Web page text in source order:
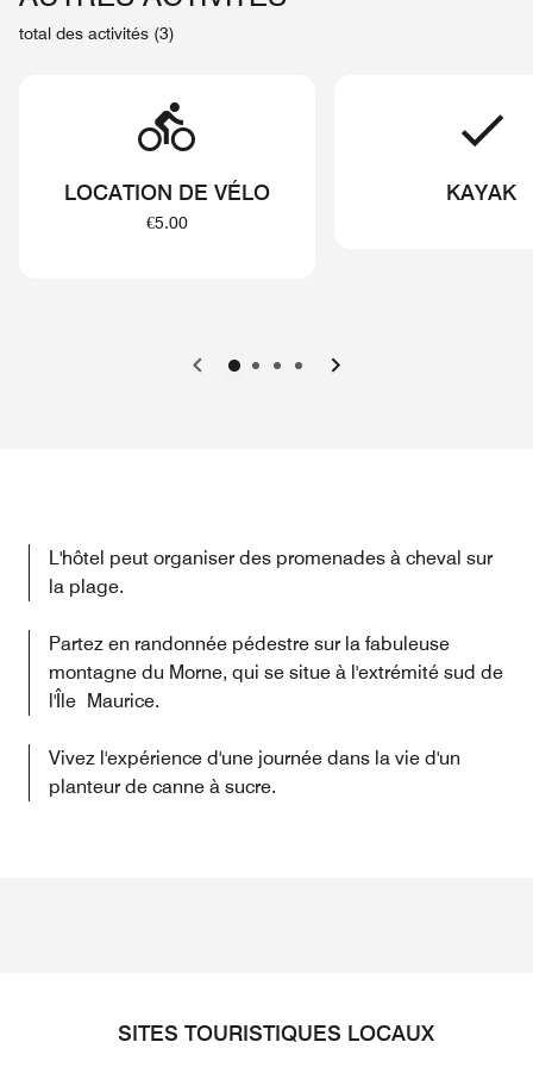
total des activités (3)
LOCATION DE VÉLO
€5.00
KAYAK
Précédent Suivant
L'hôtel peut organiser des promenades à cheval sur
la plage.
Partez en randonnée pédestre sur la fabuleuse
montagne du Morne, qui se situe à l'extrémité sud de
l'Île Maurice.
Vivez l'expérience d'une journée dans la vie d'un
planteur de canne à sucre.
SITES TOURISTIQUES LOCAUX